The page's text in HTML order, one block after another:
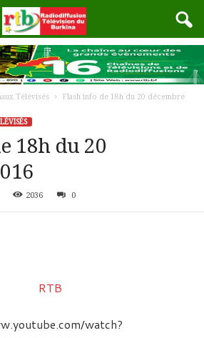
Télévisés
Flash info de 18h du 20 décembre
18h du 20
2036 0
watch?